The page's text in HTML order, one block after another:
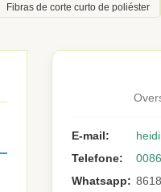
Fibras de corte curto de poliéster
E-mail:
Telefone:
Whatsapp: